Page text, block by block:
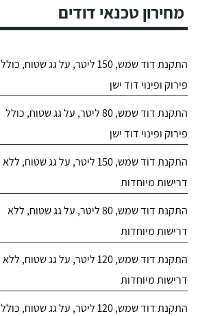
מחירון טכנאי דודים
התקנת דוד שמש, 150 ליטר, על גג שטוח, כולל
פירוק ופינוי דוד ישן
התקנת דוד שמש, 80 ליטר, על גג שטוח, כולל
פירוק ופינוי דוד ישן
התקנת דוד שמש, 150 ליטר, על גג שטוח, ללא
דרישות מיוחדות
התקנת דוד שמש, 80 ליטר, על גג שטוח, ללא
דרישות מיוחדות
התקנת דוד שמש, 120 ליטר, על גג שטוח, ללא
דרישות מיוחדות
התקנת דוד שמש, 120 ליטר, על גג שטוח, כולל